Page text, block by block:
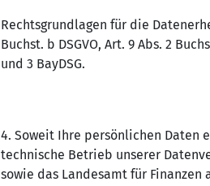
Rechtsgrundlagen für die
Buchst. b DSGVO, Art. 9 Abs. 2
und 3 BayDSG.
4. Soweit Ihre persönlichen Daten
technische Betrieb unserer
sowie das Landesamt für Finanzen